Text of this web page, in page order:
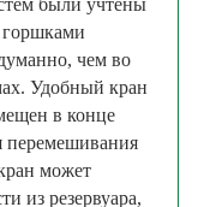
горшками
чем во
Удобный кран
в конце
перемешивания
может
из резервуара,